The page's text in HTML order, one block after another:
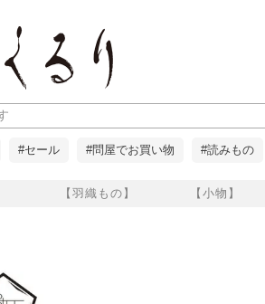
【羽織もの】 【小物】
#セール #問屋でお買い物 #読みもの